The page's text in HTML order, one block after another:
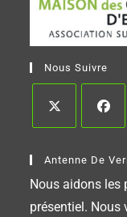
Nous Suivre
Antenne De
Nous aidons les
présentiel. Nous